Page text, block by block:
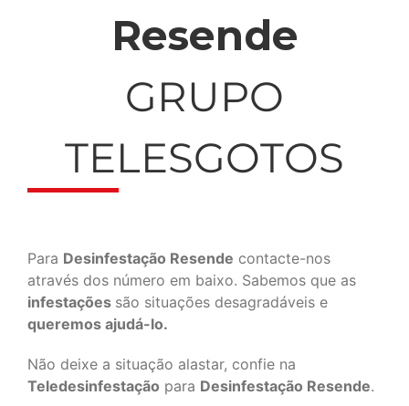
Resende
GRUPO
TELESGOTOS
Para Desinfestação Resende contacte-nos
através dos número em baixo. Sabemos que as
infestações são situações desagradáveis e
queremos ajudá-lo.
Não deixe a situação alastar, confie na
Teledesinfestação para Desinfestação Resende.